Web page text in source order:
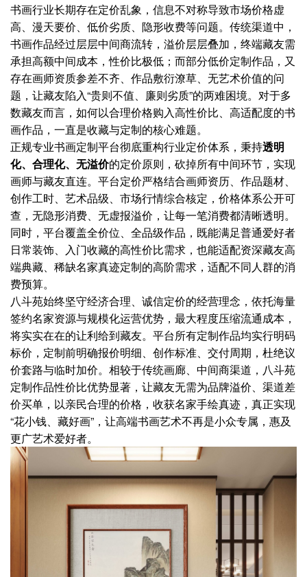
书画行业长期存在定价乱象，信息不对称导致市场价格虚
高、漫天要价、低价劣质、隐形收费等问题。传统渠道中，
书画作品经过层层中间商流转，溢价层层叠加，终端藏友需
承担高额中间成本，性价比极低；而部分低价定制作品，又
存在画师资质参差不齐、作品敷衍潦草、无艺术价值的问
题，让藏友陷入“贵则不值、廉则劣质”的两难困境。对于多
数藏友而言，如何以合理价格购入高性价比、高适配度的书
画作品，一直是收藏与定制的核心难题。
正规专业书画定制平台彻底重构行业定价体系，秉持透明
化、合理化、无溢价的定价原则，砍掉所有中间环节，实现
画师与藏友直连。平台定价严格结合画师资历、作品题材、
创作工时、艺术品级、市场行情综合核定，价格体系公开可
查，无隐形消费、无虚报溢价，让每一笔消费都清晰透明。
同时，平台覆盖全价位、全品级作品，既能满足普通爱好者
日常装饰、入门收藏的高性价比需求，也能适配资深藏友高
端典藏、稀缺名家真迹定制的高阶需求，适配不同人群的消
费预算。
八斗苑始终坚守经济合理、诚信定价的经营理念，依托海量
签约名家资源与规模化运营优势，最大程度压缩流通成本，
将实实在在的让利给到藏友。平台所有定制作品均实行明码
标价，定制前明确报价明细、创作标准、交付周期，杜绝议
价套路与临时加价。相较于传统画廊、中间商渠道，八斗苑
定制作品性价比优势显著，让藏友无需为品牌溢价、渠道差
价买单，以亲民合理的价格，收获名家手绘真迹，真正实现
“花小钱、藏好画”，让高端书画艺术不再是小众专属，惠及
更广艺术爱好者。